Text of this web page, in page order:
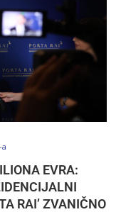
EVRA:
RAI’ ZVANIČNO